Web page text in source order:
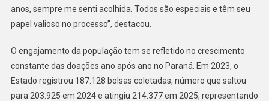
anos, sempre me senti acolhida. Todos são especiais e têm seu
papel valioso no processo”, destacou.
O engajamento da população tem se refletido no crescimento
constante das doações ano após ano no Paraná. Em 2023, o
Estado registrou 187.128 bolsas coletadas, número que saltou
para 203.925 em 2024 e atingiu 214.377 em 2025, representando